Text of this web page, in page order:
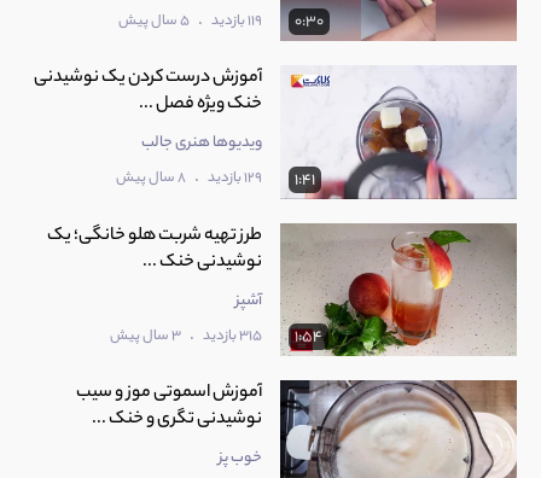
0:30 119 بازدید . 5 سال پیش
1:41
آموزش درست کردن یک نوشیدنی
خنک ویژه فصل ...
ویدیوها هنری جالب
129 بازدید . 8 سال پیش
1:54
طرز تهیه شربت هلو خانگی؛ یک
نوشیدنی خنک ...
آشپز
315 بازدید . 3 سال پیش
آموزش اسموتی موز و سیب
نوشیدنی تگری و خنک ...
خوب پز